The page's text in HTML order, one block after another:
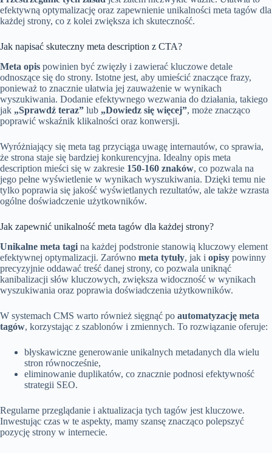
efektywną optymalizację oraz zapewnienie unikalności meta tagów dla
każdej strony, co z kolei zwiększa ich skuteczność.
Jak napisać skuteczny meta description z CTA?
Meta opis powinien być zwięzły i zawierać kluczowe detale
odnoszące się do strony. Istotne jest, aby umieścić znaczące frazy,
ponieważ to znacznie ułatwia jej zauważenie w wynikach
wyszukiwania. Dodanie efektywnego wezwania do działania, takiego
jak „Sprawdź teraz” lub „Dowiedz się więcej”, może znacząco
poprawić wskaźnik klikalności oraz konwersji.
Wyróżniający się meta tag przyciąga uwagę internautów, co sprawia,
że strona staje się bardziej konkurencyjna. Idealny opis meta
description mieści się w zakresie 150-160 znaków, co pozwala na
jego pełne wyświetlenie w wynikach wyszukiwania. Dzięki temu nie
tylko poprawia się jakość wyświetlanych rezultatów, ale także wzrasta
ogólne doświadczenie użytkowników.
Jak zapewnić unikalność meta tagów dla każdej strony?
Unikalne meta tagi na każdej podstronie stanowią kluczowy element
efektywnej optymalizacji. Zarówno meta tytuły, jak i opisy powinny
precyzyjnie oddawać treść danej strony, co pozwala uniknąć
kanibalizacji słów kluczowych, zwiększa widoczność w wynikach
wyszukiwania oraz poprawia doświadczenia użytkowników.
W systemach CMS warto również sięgnąć po automatyzację meta
tagów, korzystając z szablonów i zmiennych. To rozwiązanie oferuje:
błyskawiczne generowanie unikalnych metadanych dla wielu
stron równocześnie,
eliminowanie duplikatów, co znacznie podnosi efektywność
strategii SEO.
Regularne przeglądanie i aktualizacja tych tagów jest kluczowe.
Inwestując czas w te aspekty, mamy szansę znacząco polepszyć
pozycję strony w internecie.